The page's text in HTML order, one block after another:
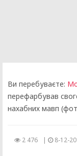
Ви перебуваєте:
перефарбував
нахабних мавп
2 476 | 8-12-